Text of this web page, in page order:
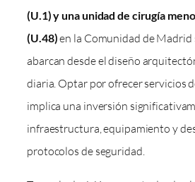
(U.1) y una unidad de cirugía
(U.48)en la Comunidad de
abarcan desde el diseño
diaria. Optar por ofrecer servicios
implica una inversión
infraestructura, equipamiento y
protocolos de seguridad.